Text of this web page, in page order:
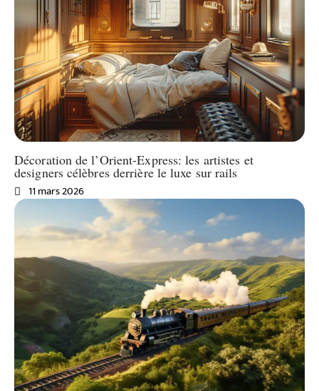
Décoration de l’Orient-Express: les artistes et
designers célèbres derrière le luxe sur rails
11 mars 2026